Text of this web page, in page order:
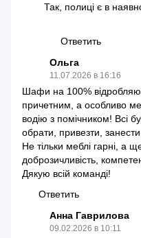
Так, полиці є в
Ответить
Ольга
11.07.2026 в 16:16
Шафи на 100%
причетним, а особливо
водію з помічником! Всі
обрати, привезти,
Не тільки меблі гарні, а
доброзичливість,
Дякую всій команді!
Ответить
Анна Гаврилова
09.02.2026 в 10:11